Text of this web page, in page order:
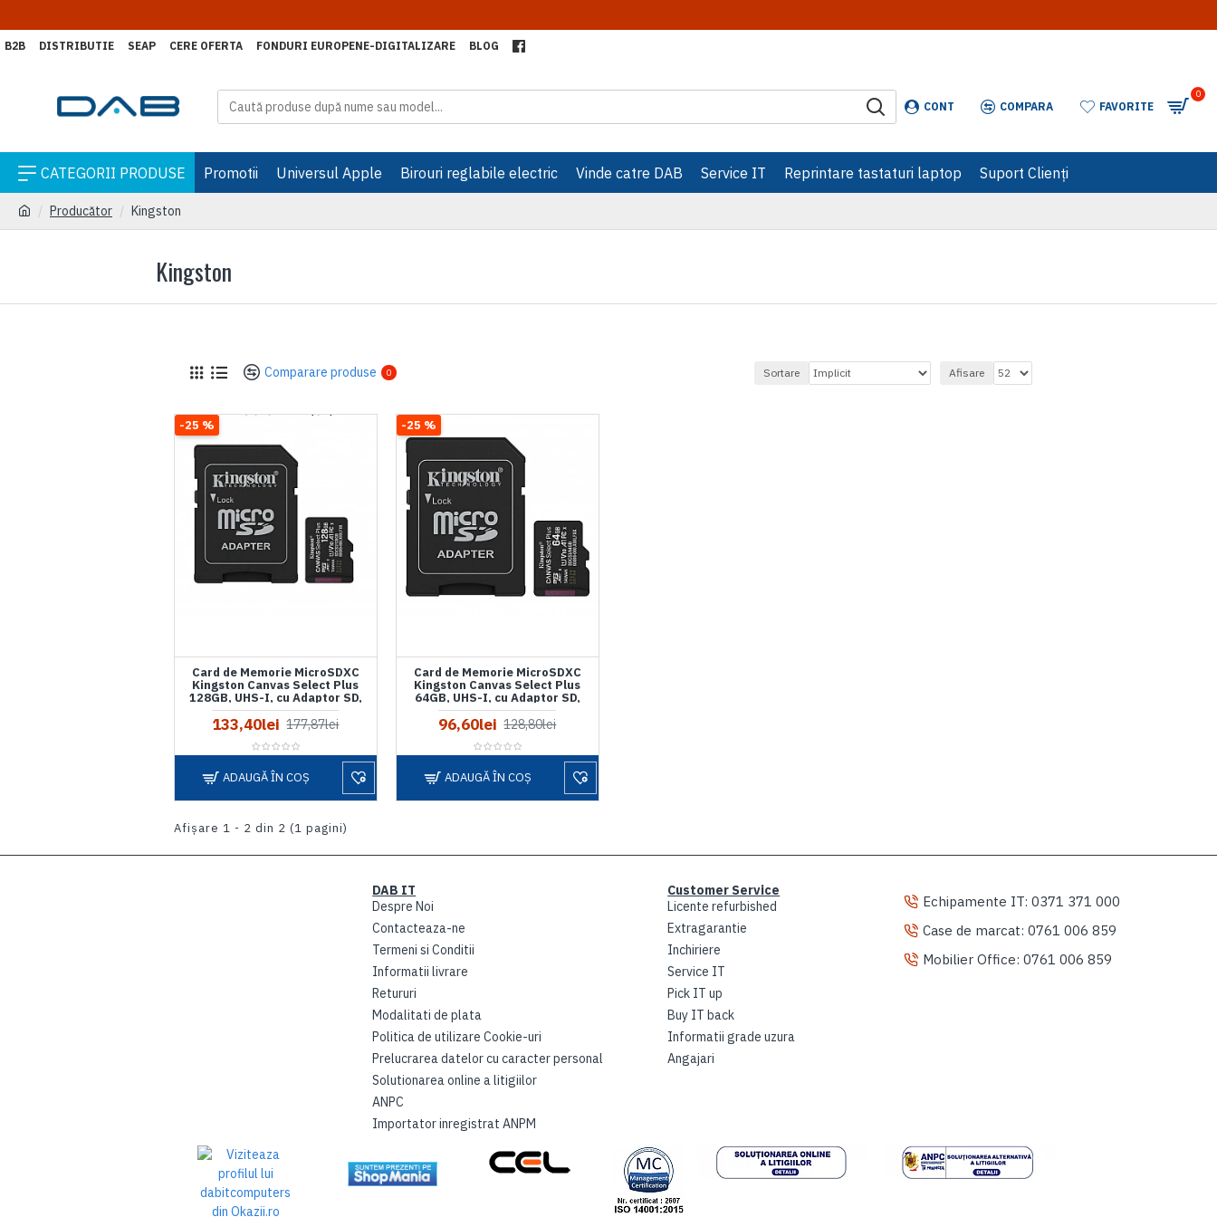
B2B DISTRIBUTIE SEAP CERE OFERTA FONDURI EUROPENE-DIGITALIZARE BLOG
CONT COMPARA FAVORITE
0
CATEGORII PRODUSE Promotii Universul Apple Birouri reglabile electric Vinde catre DAB Service IT Reprintare tastaturi laptop Suport Clienți
Producător Kingston
Kingston
Comparare produse 0 Sortare Afisare
-25 %
Card de Memorie MicroSDXC
Kingston Canvas Select Plus
128GB, UHS-I, cu Adaptor SD,
SDCS3/128GB
133,40lei 177,87lei
ADAUGĂ ÎN COŞ
-25 %
Card de Memorie MicroSDXC
Kingston Canvas Select Plus
64GB, UHS-I, cu Adaptor SD,
SDCS3/64GB
96,60lei 128,80lei
ADAUGĂ ÎN COŞ
Afişare 1 - 2 din 2 (1 pagini)
DAB IT
Despre Noi
Contacteaza-ne
Termeni si Conditii
Informatii livrare
Retururi
Modalitati de plata
Politica de utilizare Cookie-uri
Prelucrarea datelor cu caracter personal
Solutionarea online a litigiilor
ANPC
Importator inregistrat ANPM
Customer Service
Licente refurbished
Extragarantie
Inchiriere
Service IT
Pick IT up
Buy IT back
Informatii grade uzura
Angajari
Echipamente IT: 0371 371 000
Case de marcat: 0761 006 859
Mobilier Office: 0761 006 859